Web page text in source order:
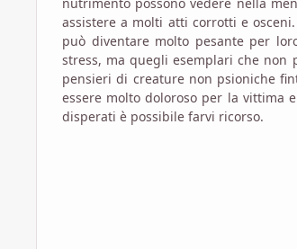
assistere a molti atti corrotti e
può diventare molto pesante per
stress, ma quegli esemplari che non
pensieri di creature non psioniche
essere molto doloroso per la vittima
disperati è possibile farvi ricorso.